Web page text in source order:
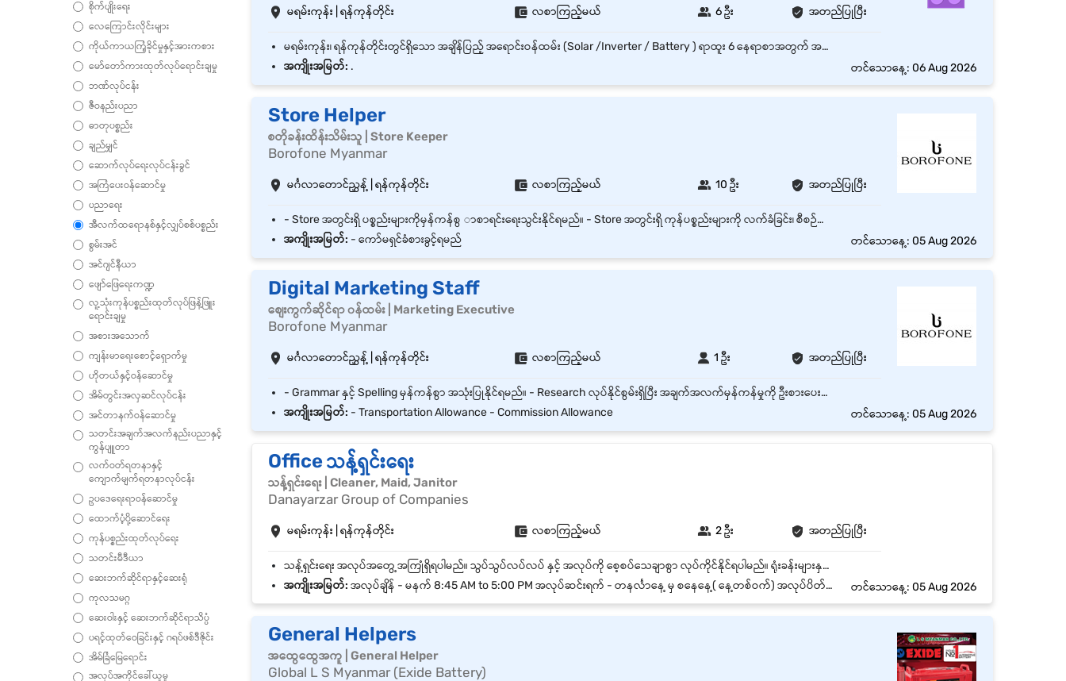
စိုက်ပျိုးရေး
လေကြောင်းလိုင်းများ
ကိုယ်ကာယကြံ့ခိုင်မှုနှင့်အားကစား
မော်တော်ကားထုတ်လုပ်ရောင်းချမှု
ဘဏ်လုပ်ငန်း
ဇီဝနည်းပညာ
ဓာတုပစ္စည်း
ချည်မျှင်
ဆောက်လုပ်ရေးလုပ်ငန်းခွင်
အကြံပေးဝန်ဆောင်မှု
ပညာရေး
အီလက်ထရောနစ်နှင့်လျှပ်စစ်ပစ္စည်း
စွမ်းအင်
အင်ဂျင်နီယာ
ဖျော်ဖြေရေးကဏ္ဍ
လူ့သုံးကုန်ပစ္စည်းထုတ်လုပ်ဖြန့်ဖြူး
ရောင်းချမှု
အစားအသောက်
ကျန်းမာရေးစောင့်ရှောက်မှု
ဟိုတယ်နှင့်ဝန်ဆောင်မှု
အိမ်တွင်းအလှဆင်လုပ်ငန်း
အင်တာနက်ဝန်ဆောင်မှု
သတင်းအချက်အလက်နည်းပညာနှင့်
ကွန်ပျူတာ
လက်ဝတ်ရတနာနှင့်
ကျောက်မျက်ရတနာလုပ်ငန်း
ဥပဒေရေးရာဝန်ဆောင်မှု
ထောက်ပံ့ပို့ဆောင်ရေး
ကုန်ပစ္စည်းထုတ်လုပ်ရေး
သတင်းမီဒီယာ
ဆေးဘက်ဆိုင်ရာနှင့်ဆေးရုံ
ကုလသမဂ္ဂ
ဆေးဝါးနှင့် ဆေးဘက်ဆိုင်ရာသိပ္ပံ
ပရင့်ထုတ်ဝေခြင်းနှင့် ဂရပ်ဖစ်ဒီဇိုင်း
အိမ်ခြံမြေရောင်း
အလုပ်အကိုင်ခေါ်ယူမှု
မရမ်းကုန်း | ရန်ကုန်တိုင်း လစာကြည့်မယ် 6 ဦး အတည်ပြုပြီး
မရမ်းကုန်း၊ ရန်ကုန်တိုင်းတွင်ရှိသော အချိန်ပြည့် အရောင်းဝန်ထမ်း (Solar /Inverter / Battery ) ရာထူး 6 နေရာစာအတွက် အထူးအခွင့်အရေး၊ လုပ်သက် - အတွေ့အကြုံရှိ နှင့် လစဉ် လစာကောင်းကောင်းပေးမည်။ အလုပ်ချိန် မနက် 8 နာရီ - ညနေ 5:30 Sunday ပိတ်ပါတယ်
အကျိုးအမြတ်: . တင်သောနေ့: 06 Aug 2026
Store Helper
စတိုခန်းထိန်းသိမ်းသူ | Store Keeper
Borofone Myanmar
မင်္ဂလာတောင်ညွှန့် | ရန်ကုန်တိုင်း လစာကြည့်မယ် 10 ဦး အတည်ပြုပြီး
- Store အတွင်းရှိ ပစ္စည်းများကိုမှန်ကန်စွ ာစာရင်းရေးသွင်းနိုင်ရမည်။ - Store အတွင်းရှိ ကုန်ပစ္စည်းများကို လက်ခံခြင်း၊ စီစဉ်ထားရှိခြင်းနှင့် သန့်ရှင်းသပ်ရပ်စွာ ထိန်းသိမ်းခြင်း။
အကျိုးအမြတ်: - ကော်မရှင်ခံစားခွင့်ရမည် တင်သောနေ့: 05 Aug 2026
Digital Marketing Staff
စျေးကွက်ဆိုင်ရာ ၀န်ထမ်း | Marketing Executive
Borofone Myanmar
မင်္ဂလာတောင်ညွှန့် | ရန်ကုန်တိုင်း လစာကြည့်မယ် 1 ဦး အတည်ပြုပြီး
- Grammar နှင့် Spelling မှန်ကန်စွာ အသုံးပြုနိုင်ရမည်။ - Research လုပ်နိုင်စွမ်းရှိပြီး အချက်အလက်မှန်ကန်မှုကို ဦးစားပေးနိုင်ရမည်။ - Creative Thinking ရှိပြီး Idea အသစ်များ ဖန်တီးနိုင်ရမည်။ - Deadline အတိုင်း အလုပ်ပြီးမြောက်စေနိုင်ရမည်။ - Digital Marketing Team နှင့် ပူးပေါင်းလုပ်ဆောင်နိုင်ရမည်။ - Microsoft Word / Google Docs စသည့် tools များကို အသုံးပြုနိုင်ရမည်။ - Social Media Platforms (Facebook, Instagram, TikTok) အသုံးပြုမှု နားလည်ရမည်။
အကျိုးအမြတ်: - Transportation Allowance - Commission Allowance တင်သောနေ့: 05 Aug 2026
Office သန့်ရှင်းရေး
သန့်ရှင်းရေး | Cleaner, Maid, Janitor
Danayarzar Group of Companies
မရမ်းကုန်း | ရန်ကုန်တိုင်း လစာကြည့်မယ် 2 ဦး အတည်ပြုပြီး
သန့်ရှင်းရေး အလုပ်အတွေ့အကြုံရှိရပါမည်။ သွပ်သွပ်လပ်လပ် နှင့် အလုပ်ကို စေ့စပ်သေချာစွာ လုပ်ကိုင်နိုင်ရပါမည်။ ရုံးခန်းများနှင့် ရုံးပတ်ဝန်းကျင်ကိုပါ သန့်ရှင်းအောင် လုပ်ကိုင်ပေးရပါမည်။
အကျိုးအမြတ်: အလုပ်ချိန် - မနက် 8:45 AM to 5:00 PM အလုပ်ဆင်းရက် - တနင်္လာနေ့ မှ စနေနေ့( နေ့တစ်ဝက်) အလုပ်ပိတ်ရက် - စနေနေ့တစ်ဝက်၊ တနင်္ဂနွေနေ့ နှင့် အစိုးရရုံးပိတ် တင်သောနေ့: 05 Aug 2026
General Helpers
အထွေထွေအကူ | General Helper
Global L S Myanmar (Exide Battery)